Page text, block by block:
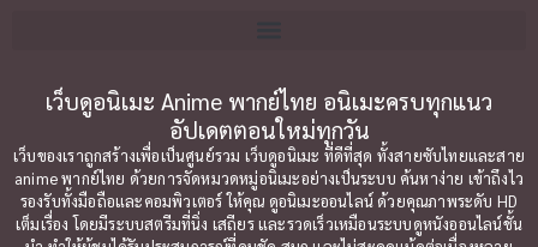
เว็บดูอนิเมะ Anime พากย์ไทย อนิเมะครบทุกแนว
อัปเดตตอนใหม่ทุกวัน
เว็บของเราถูกสร้างเพื่อเป็นศูนย์รวม เว็บดูอนิเมะ ที่ดีที่สุด ทั้งสายซับไทยและสาย
anime พากย์ไทย ด้วยการจัดหมวดหมู่อนิเมะอย่างเป็นระบบ ค้นหาง่าย เข้าถึงไว
รองรับทั้งมือถือและคอมพิวเตอร์ ให้คุณ ดูอนิเมะออนไลน์ ด้วยคุณภาพระดับ HD
เต็มเรื่อง โดยมีระบบสตรีมที่นิ่ง เสถียร และรวดเร็วเหมือนระบบดูหนังออนไลน์ชั้น